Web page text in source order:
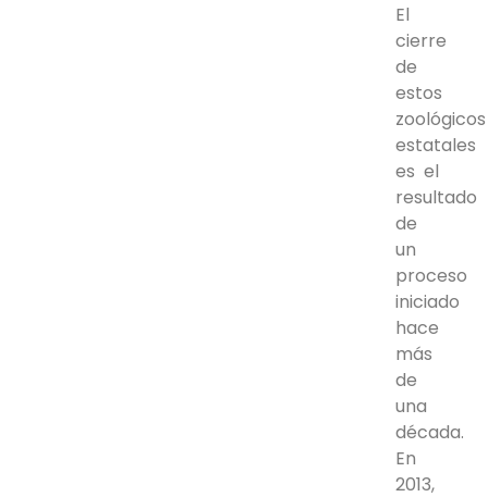
El
cierre
de
estos
zoológicos
estatales
es el
resultado
de
un
proceso
iniciado
hace
más
de
una
década.
En
2013,